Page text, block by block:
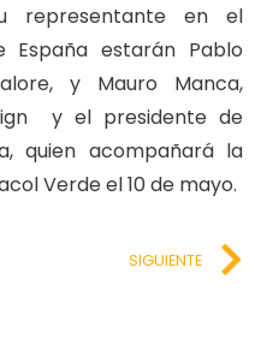
representante en el
España estarán Pablo
y Mauro Manca,
y el presidente de
quien acompañará la
Verde el 10 de mayo.
SIGUIENTE